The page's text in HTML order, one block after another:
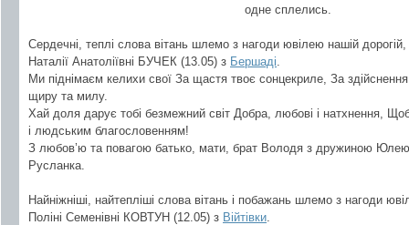
одне сплелись.
Сердечні, теплі слова вітань шлемо з нагоди ювілею нашій дорогій,
Наталії Анатоліївні БУЧЕК (13.05) з Бершаді
Ми піднімаєм келихи свої За щастя твоє сонцекриле, За
щиру та милу.
Хай доля дарує тобі безмежний світ Добра, любові і натхнення,
і людським благословенням!
З любов’ю та повагою батько, мати, брат Володя з дружиною
Русланка.
Найніжніші, найтепліші слова вітань і побажань шлемо з нагоди
Поліні Семенівні КОВТУН (12.05) з Війтівки